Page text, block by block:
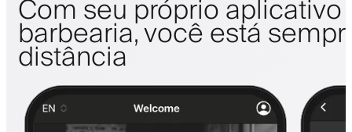
Com seu próprio
barbearia, você está
distância